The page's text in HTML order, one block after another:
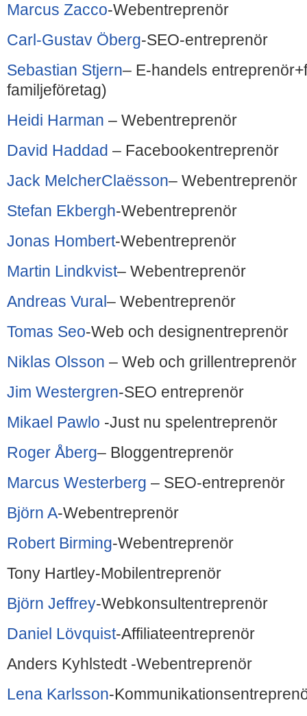
Marcus Zacco-Webentreprenör
Carl-Gustav Öberg-SEO-entreprenör
Sebastian Stjern– E-handels
familjeföretag)
Heidi Harman – Webentreprenör
David Haddad – Facebookentreprenör
Jack MelcherClaësson– Webentreprenör
Stefan Ekbergh-Webentreprenör
Jonas Hombert-Webentreprenör
Martin Lindkvist– Webentreprenör
Andreas Vural– Webentreprenör
Tomas Seo-Web och designentreprenör
Niklas Olsson – Web och grillentreprenör
Jim Westergren-SEO entreprenör
Mikael Pawlo -Just nu spelentreprenör
Roger Åberg– Bloggentreprenör
Marcus Westerberg – SEO-entreprenör
Björn A-Webentreprenör
Robert Birming-Webentreprenör
Tony Hartley-Mobilentreprenör
Björn Jeffrey-Webkonsultentreprenör
Daniel Lövquist-Affiliateentreprenör
Anders Kyhlstedt -Webentreprenör
Lena Karlsson-